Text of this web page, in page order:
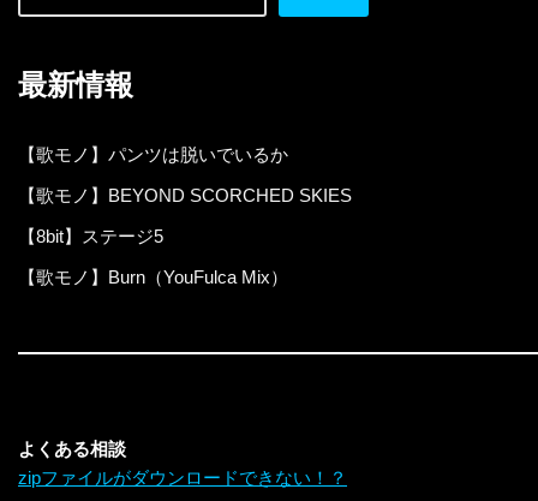
最新情報
【歌モノ】パンツは脱いでいるか
【歌モノ】BEYOND SCORCHED SKIES
【8bit】ステージ5
【歌モノ】Burn（YouFulca Mix）
よくある相談
zipファイルがダウンロードできない！？